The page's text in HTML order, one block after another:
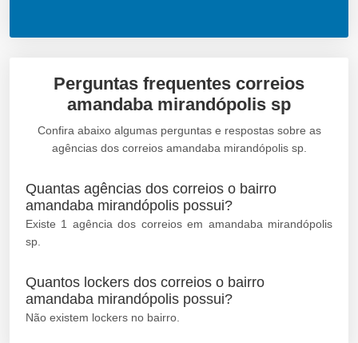
Perguntas frequentes correios
amandaba mirandópolis sp
Confira abaixo algumas perguntas e respostas sobre as
agências dos correios amandaba mirandópolis sp.
Quantas agências dos correios o bairro
amandaba mirandópolis possui?
Existe 1 agência dos correios em amandaba mirandópolis
sp.
Quantos lockers dos correios o bairro
amandaba mirandópolis possui?
Não existem lockers no bairro.